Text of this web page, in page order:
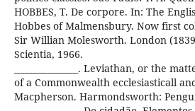
HOBBES, T. De corpore. In: The
Hobbes of Malmensbury. Now first
Sir Willian Molesworth. London
Scientia, 1966.
_______________. Leviathan, or the
of a Commonwealth ecclesiasticall
Macpherson. Harmondsworth: